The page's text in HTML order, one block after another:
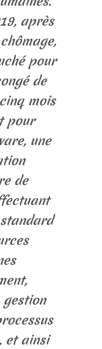
après
pour
de
mois
pour
une
de
et ainsi